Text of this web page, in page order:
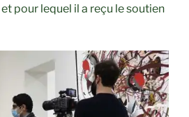
pour lequel il a reçu le soutien